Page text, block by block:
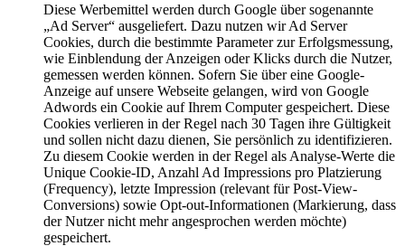
Diese Werbemittel werden durch Google über sogenannte
„Ad Server“ ausgeliefert. Dazu nutzen wir Ad Server
Cookies, durch die bestimmte Parameter zur Erfolgsmessung,
wie Einblendung der Anzeigen oder Klicks durch die Nutzer,
gemessen werden können. Sofern Sie über eine Google-
Anzeige auf unsere Webseite gelangen, wird von Google
Adwords ein Cookie auf Ihrem Computer gespeichert. Diese
Cookies verlieren in der Regel nach 30 Tagen ihre Gültigkeit
und sollen nicht dazu dienen, Sie persönlich zu identifizieren.
Zu diesem Cookie werden in der Regel als Analyse-Werte die
Unique Cookie-ID, Anzahl Ad Impressions pro Platzierung
(Frequency), letzte Impression (relevant für Post-View-
Conversions) sowie Opt-out-Informationen (Markierung, dass
der Nutzer nicht mehr angesprochen werden möchte)
gespeichert.